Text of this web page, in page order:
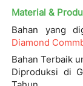
Material &
Bahan
yang
Diamond
Diproduksi di